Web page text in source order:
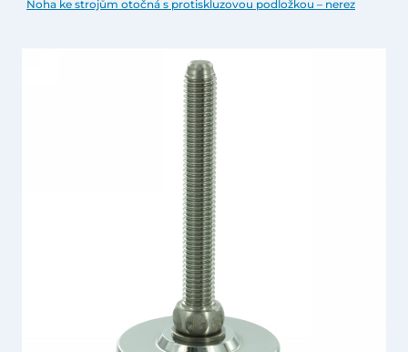
Noha ke strojům otočná s protiskluzovou podložkou – nerez